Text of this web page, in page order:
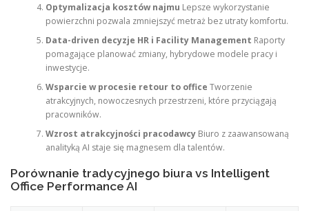
Optymalizacja kosztów najmu Lepsze wykorzystanie
powierzchni pozwala zmniejszyć metraż bez utraty komfortu.
Data-driven decyzje HR i Facility Management Raporty
pomagające planować zmiany, hybrydowe modele pracy i
inwestycje.
Wsparcie w procesie retour to office Tworzenie
atrakcyjnych, nowoczesnych przestrzeni, które przyciągają
pracowników.
Wzrost atrakcyjności pracodawcyBiuro z zaawansowaną
analityką AI staje się magnesem dla talentów.
Porównanie tradycyjnego biura vs Intelligent
Office Performance AI